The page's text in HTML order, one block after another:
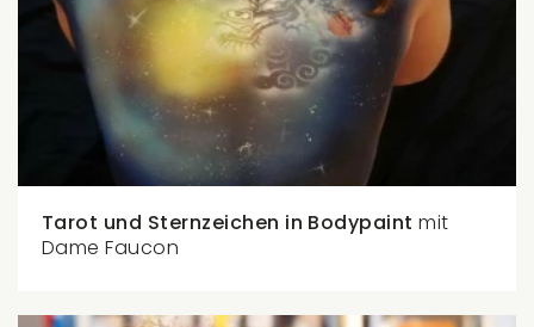
Tarot und Sternzeichen in Bodypaintmit
Dame Faucon